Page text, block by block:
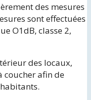
des mesures
sont effectuées
O1dB, classe 2,
des locaux,
coucher afin de